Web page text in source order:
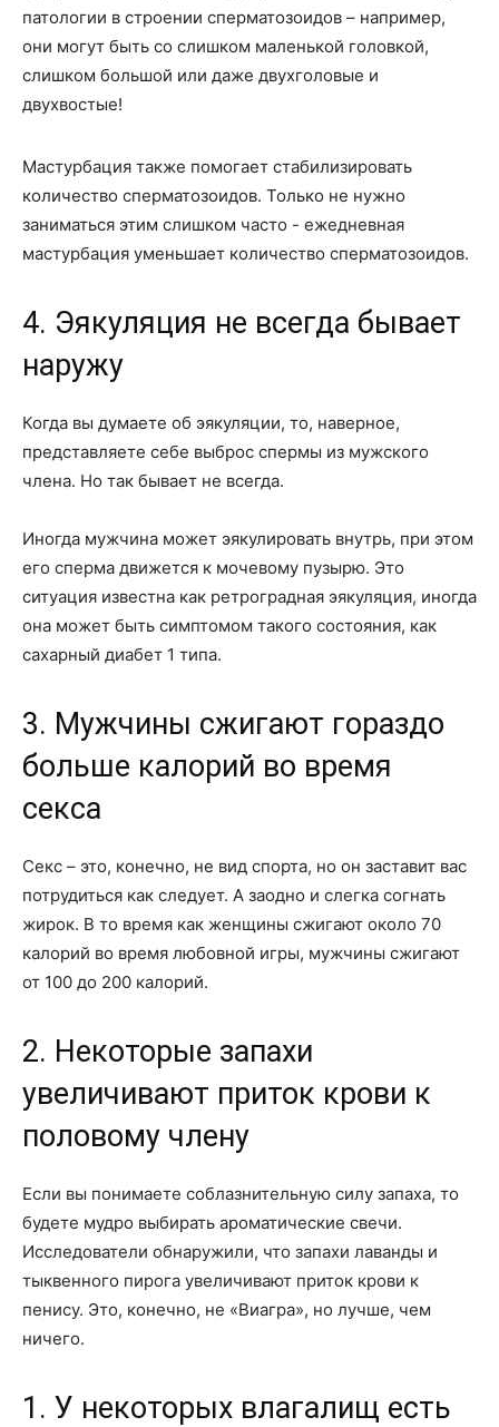
патологии в строении сперматозоидов – например,
они могут быть со слишком маленькой головкой,
слишком большой или даже двухголовые и
двухвостые!
Мастурбация также помогает стабилизировать
количество сперматозоидов. Только не нужно
заниматься этим слишком часто - ежедневная
мастурбация уменьшает количество сперматозоидов.
4. Эякуляция не всегда бывает
наружу
Когда вы думаете об эякуляции, то, наверное,
представляете себе выброс спермы из мужского
члена. Но так бывает не всегда.
Иногда мужчина может эякулировать внутрь, при этом
его сперма движется к мочевому пузырю. Это
ситуация известна как ретроградная эякуляция, иногда
она может быть симптомом такого состояния, как
сахарный диабет 1 типа.
3. Мужчины сжигают гораздо
больше калорий во время
секса
Секс – это, конечно, не вид спорта, но он заставит вас
потрудиться как следует. А заодно и слегка согнать
жирок. В то время как женщины сжигают около 70
калорий во время любовной игры, мужчины сжигают
от 100 до 200 калорий.
2. Некоторые запахи
увеличивают приток крови к
половому члену
Если вы понимаете соблазнительную силу запаха, то
будете мудро выбирать ароматические свечи.
Исследователи обнаружили, что запахи лаванды и
тыквенного пирога увеличивают приток крови к
пенису. Это, конечно, не «Виагра», но лучше, чем
ничего.
1. У некоторых влагалищ есть